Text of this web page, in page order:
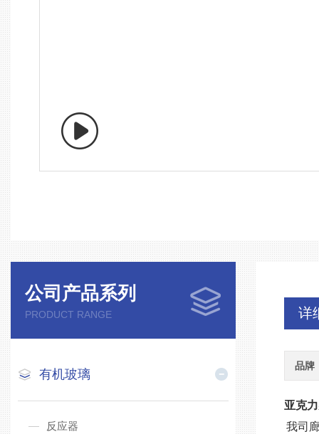
公司产品系列
PRODUCT RANGE
有机玻璃
反应器
详
品牌
亚克
我司